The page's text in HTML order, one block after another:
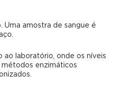
Uma amostra de sangue é
ao laboratório, onde os níveis
enzimáticos